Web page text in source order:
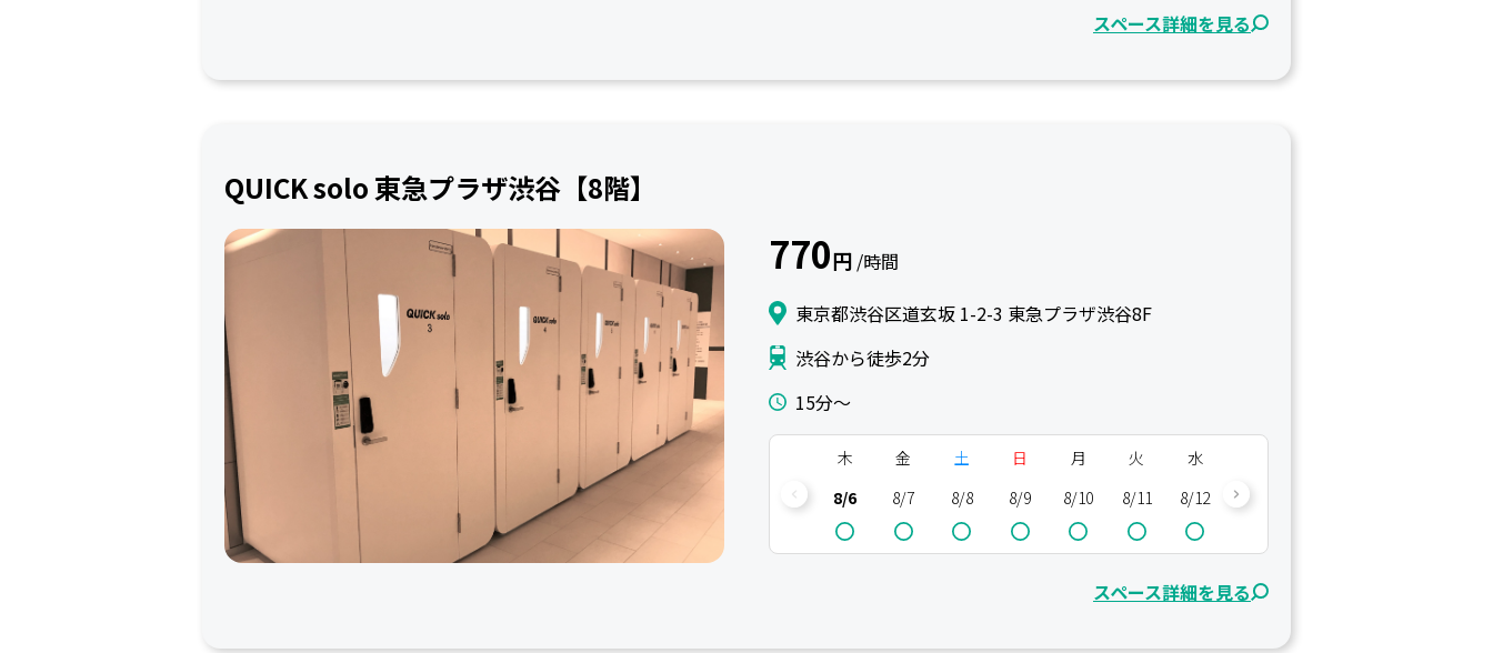
スペース詳細を見る
QUICK solo 東急プラザ渋谷【8階】
770円 /時間
東京都渋谷区道玄坂 1-2-3 東急プラザ渋谷8F
渋谷から徒歩2分
15分〜
木
8/6
金
8/7
土
8/8
日
8/9
月
8/10
火
8/11
水
8/12
8/13
スペース詳細を見る